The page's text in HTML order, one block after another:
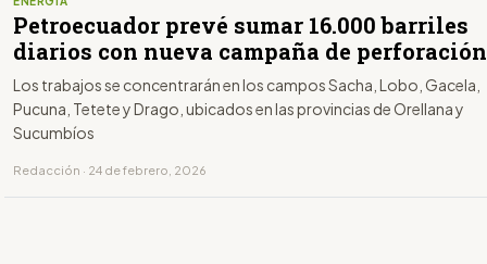
Petroecuador prevé sumar 16.000 barriles
diarios con nueva campaña de perforación
Los trabajos se concentrarán en los campos Sacha, Lobo, Gacela,
Pucuna, Tetete y Drago, ubicados en las provincias de Orellana y
Sucumbíos
Redacción · 24 de febrero, 2026